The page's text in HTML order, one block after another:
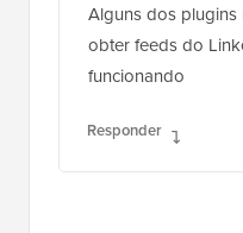
Alguns dos
obter feeds do
funcionando
Responder